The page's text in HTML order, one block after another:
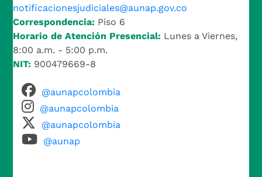
notificacionesjudiciales@aunap.gov.co
Correspondencia: Piso 6
Horario de Atención Presencial: Lunes a Viernes,
8:00 a.m. - 5:00 p.m.
NIT: 900479669-8
@aunapcolombia
@aunapcolombia
@aunapcolombia
@aunap